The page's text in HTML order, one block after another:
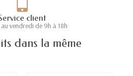
client
vendredi de 9h à 18h
dans la même